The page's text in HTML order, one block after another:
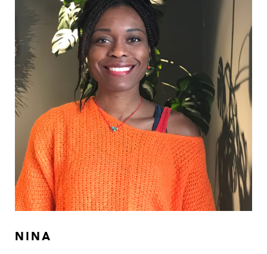
NINA